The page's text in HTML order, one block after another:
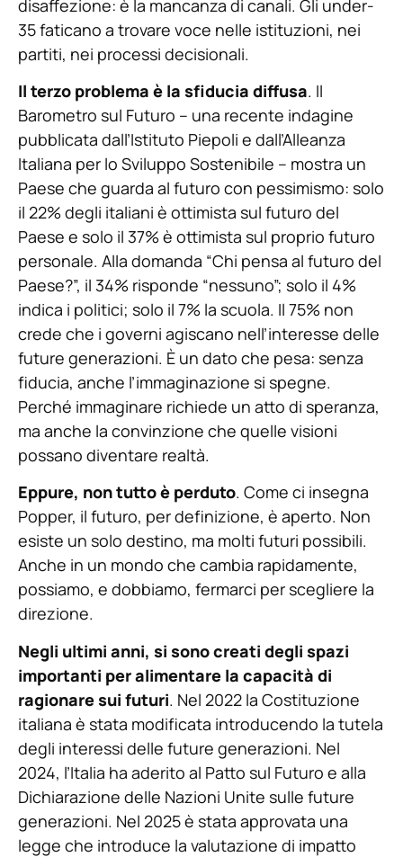
disaffezione: è la mancanza di canali. Gli under-
35 faticano a trovare voce nelle istituzioni, nei
partiti, nei processi decisionali.
Il terzo problema è la sfiducia diffusa. Il
Barometro sul Futuro – una recente indagine
pubblicata dall’Istituto Piepoli e dall’Alleanza
Italiana per lo Sviluppo Sostenibile – mostra un
Paese che guarda al futuro con pessimismo: solo
il 22% degli italiani è ottimista sul futuro del
Paese e solo il 37% è ottimista sul proprio futuro
personale. Alla domanda “Chi pensa al futuro del
Paese?”, il 34% risponde “nessuno”; solo il 4%
indica i politici; solo il 7% la scuola. Il 75% non
crede che i governi agiscano nell’interesse delle
future generazioni. È un dato che pesa: senza
fiducia, anche l’immaginazione si spegne.
Perché immaginare richiede un atto di speranza,
ma anche la convinzione che quelle visioni
possano diventare realtà.
Eppure, non tutto è perduto. Come ci insegna
Popper, il futuro, per definizione, è aperto. Non
esiste un solo destino, ma molti futuri possibili.
Anche in un mondo che cambia rapidamente,
possiamo, e dobbiamo, fermarci per scegliere la
direzione.
Negli ultimi anni, si sono creati degli spazi
importanti per alimentare la capacità di
ragionare sui futuri. Nel 2022 la Costituzione
italiana è stata modificata introducendo la tutela
degli interessi delle future generazioni. Nel
2024, l’Italia ha aderito al Patto sul Futuro e alla
Dichiarazione delle Nazioni Unite sulle future
generazioni. Nel 2025 è stata approvata una
legge che introduce la valutazione di impatto